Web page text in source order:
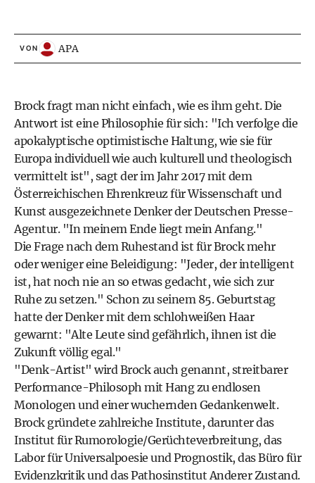
VON APA
Brock fragt man nicht einfach, wie es ihm geht. Die
Antwort ist eine Philosophie für sich: "Ich verfolge die
apokalyptische optimistische Haltung, wie sie für
Europa individuell wie auch kulturell und theologisch
vermittelt ist", sagt der im Jahr 2017 mit dem
Österreichischen Ehrenkreuz für Wissenschaft und
Kunst ausgezeichnete Denker der Deutschen Presse-
Agentur. "In meinem Ende liegt mein Anfang."
Die Frage nach dem Ruhestand ist für Brock mehr
oder weniger eine Beleidigung: "Jeder, der intelligent
ist, hat noch nie an so etwas gedacht, wie sich zur
Ruhe zu setzen." Schon zu seinem 85. Geburtstag
hatte der Denker mit dem schlohweißen Haar
gewarnt: "Alte Leute sind gefährlich, ihnen ist die
Zukunft völlig egal."
"Denk-Artist" wird Brock auch genannt, streitbarer
Performance-Philosoph mit Hang zu endlosen
Monologen und einer wuchernden Gedankenwelt.
Brock gründete zahlreiche Institute, darunter das
Institut für Rumorologie/Gerüchteverbreitung, das
Labor für Universalpoesie und Prognostik, das Büro für
Evidenzkritik und das Pathosinstitut Anderer Zustand.